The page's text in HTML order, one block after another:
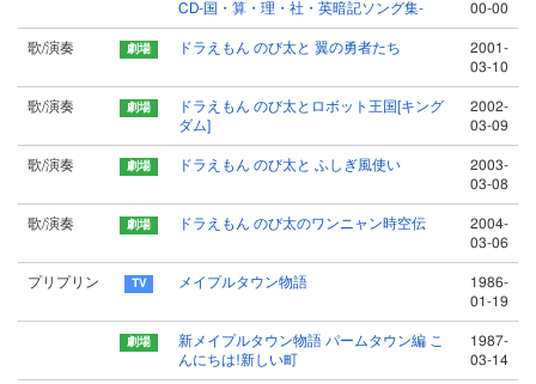
CD-国・算・理・社・英暗記ソング集-
00-00
歌/演奏 ドラえもん のび太と 翼の勇者たち
2001-
03-10
歌/演奏
ドラえもん のび太とロボット王国[キング
ダム]
2002-
03-09
歌/演奏 ドラえもん のび太と ふしぎ風使い
2003-
03-08
歌/演奏 ドラえもん のび太のワンニャン時空伝
2004-
03-06
プリプリン メイプルタウン物語
1986-
01-19
新メイプルタウン物語 パームタウン編 こ
んにちは!新しい町
1987-
03-14